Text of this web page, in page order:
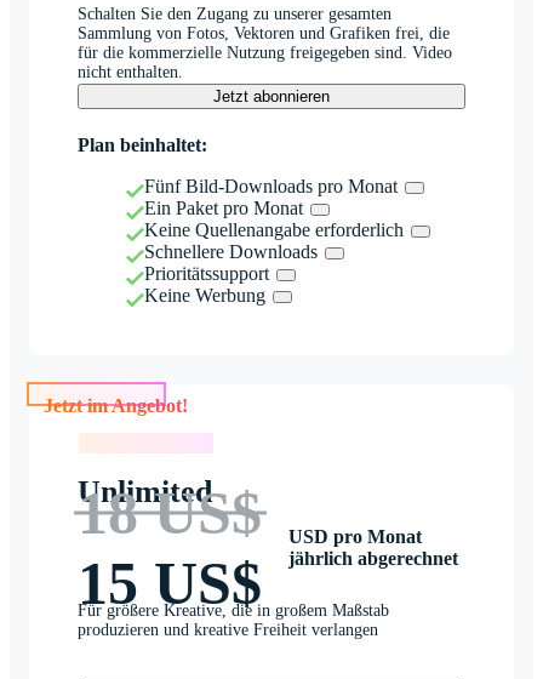
Schalten Sie den Zugang zu unserer gesamten
Sammlung von Fotos, Vektoren und Grafiken frei, die
für die kommerzielle Nutzung freigegeben sind. Video
nicht enthalten.
Jetzt abonnieren
Plan beinhaltet:
Fünf Bild-Downloads pro Monat
Ein Paket pro Monat
Keine Quellenangabe erforderlich
Schnellere Downloads
Prioritätssupport
Keine Werbung
Jetzt im Angebot!
Unlimited
18 US$
15 US$
USD pro Monat
jährlich abgerechnet
Für größere Kreative, die in großem Maßstab
produzieren und kreative Freiheit verlangen